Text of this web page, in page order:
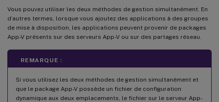
Vous pouvez utiliser les deux méthodes de gestion simultanément. En
d’autres termes, lorsque vous ajoutez des applications à des groupes
de mise à disposition, les applications peuvent provenir de packages
App-V présents sur des serveurs App-V ou sur des partages réseau.
REMARQUE :
Si vous utilisez les deux méthodes de gestion simultanément et
que le package App-V possède un fichier de configuration
dynamique aux deux emplacements, le fichier sur le serveur App-